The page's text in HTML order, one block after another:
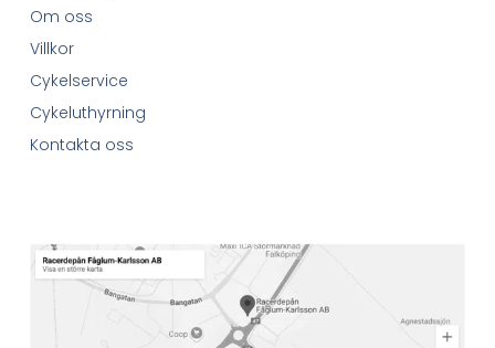
Om oss
Villkor
Cykelservice
Cykeluthyrning
Kontakta oss